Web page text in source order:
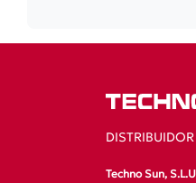
Techno Sun,